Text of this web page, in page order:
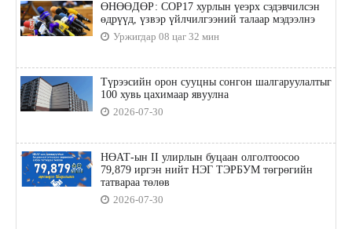
ӨНӨӨДӨР: COP17 хурлын үеэрх сэдэвчилсэн
өдрүүд, үзвэр үйлчилгээний талаар мэдээлнэ
Уржигдар 08 цаг 32 мин
Түрээсийн орон сууцны сонгон шалгаруулалтыг
100 хувь цахимаар явуулна
2026-07-30
НӨАТ-ын II улирлын буцаан олголтоосоо
79,879 иргэн нийт НЭГ ТЭРБУМ төгрөгийн
татвараа төлөв
2026-07-30